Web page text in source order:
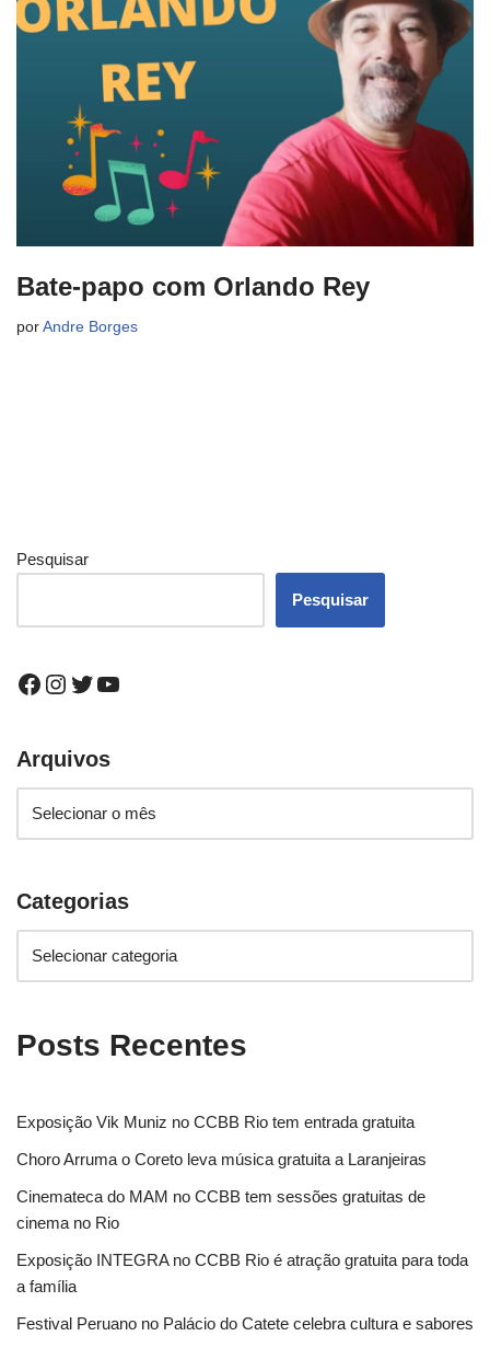
Bate-papo com Orlando Rey
por Andre Borges
Pesquisar
Pesquisar
Arquivos
Categorias
Posts Recentes
Exposição Vik Muniz no CCBB Rio tem entrada gratuita
Choro Arruma o Coreto leva música gratuita a Laranjeiras
Cinemateca do MAM no CCBB tem sessões gratuitas de
cinema no Rio
Exposição INTEGRA no CCBB Rio é atração gratuita para toda
a família
Festival Peruano no Palácio do Catete celebra cultura e sabores